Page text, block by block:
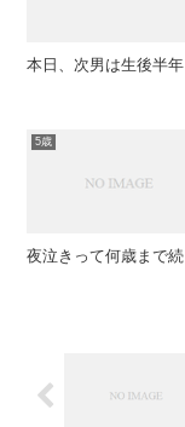
本日、次男は生後半年
5歳
夜泣きって何歳まで続